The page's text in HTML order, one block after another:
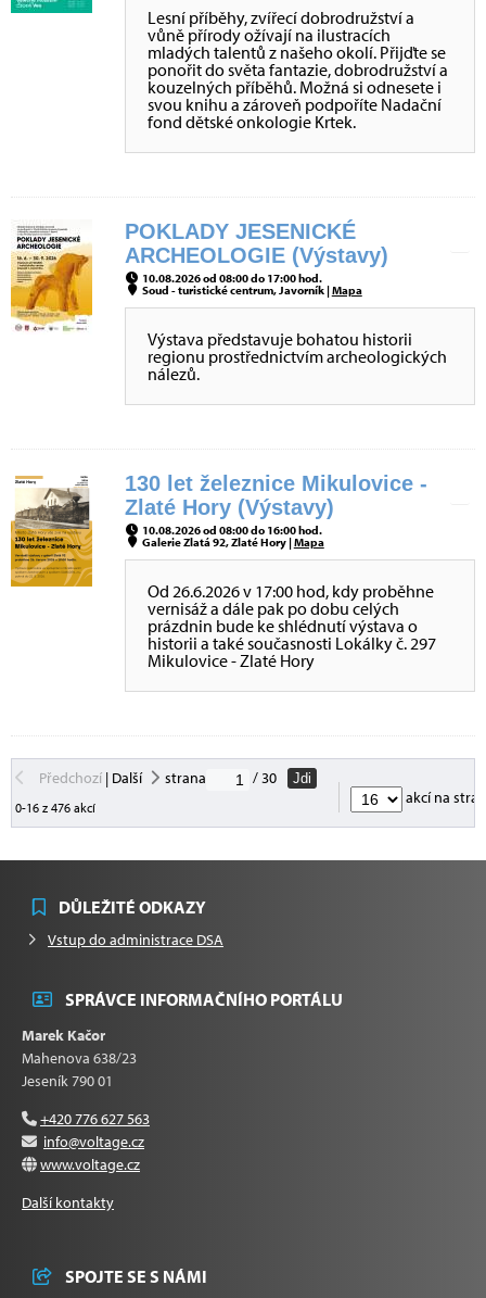
Lesní příběhy, zvířecí dobrodružství a
vůně přírody ožívají na ilustracích
mladých talentů z našeho okolí. Přijďte se
ponořit do světa fantazie, dobrodružství a
kouzelných příběhů. Možná si odnesete i
svou knihu a zároveň podpoříte Nadační
fond dětské onkologie Krtek.
POKLADY JESENICKÉ
ARCHEOLOGIE (Výstavy)
10.08.2026 od 08:00 do 17:00 hod.
Soud - turistické centrum, Javorník |Mapa
Výstava představuje bohatou historii
regionu prostřednictvím archeologických
nálezů.
130 let železnice Mikulovice -
Zlaté Hory (Výstavy)
10.08.2026 od 08:00 do 16:00 hod.
Galerie Zlatá 92, Zlaté Hory |Mapa
Od 26.6.2026 v 17:00 hod, kdy proběhne
vernisáž a dále pak po dobu celých
prázdnin bude ke shlédnutí výstava o
historii a také současnosti Lokálky č. 297
Mikulovice - Zlaté Hory
Předchozí| Další strana / 30
Jdi
0-16 z 476 akcí
akcí na
DŮLEŽITÉ ODKAZY
Vstup do administrace DSA
SPRÁVCE INFORMAČNÍHO PORTÁLU
Marek Kačor
Mahenova 638/23
Jeseník 790 01
+420 776 627 563
info@voltage.cz
www.voltage.cz
Další kontakty
SPOJTE SE S NÁMI